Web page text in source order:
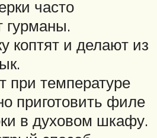
часто
гурманы.
коптят и делают из
при температуре
приготовить филе
в духовом шкафу.